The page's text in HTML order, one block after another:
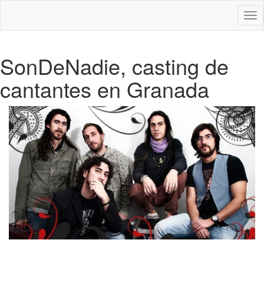
SonDeNadie, casting de
cantantes en Granada